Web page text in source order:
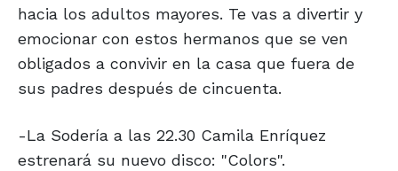
hacia los adultos mayores. Te vas a divertir y
emocionar con estos hermanos que se ven
obligados a convivir en la casa que fuera de
sus padres después de cincuenta.
-La Sodería a las 22.30 Camila Enríquez
estrenará su nuevo disco: "Colors".